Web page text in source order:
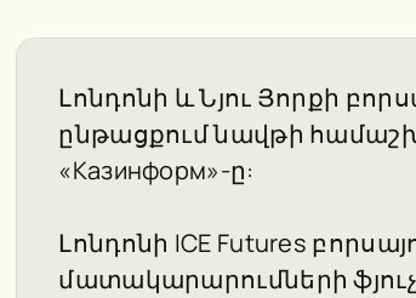
Լոնդոնի և Նյու Յորքի
ընթացքում նավթի
«Казинформ»-ը:
Լոնդոնի ICE Futures
մատակարարումների